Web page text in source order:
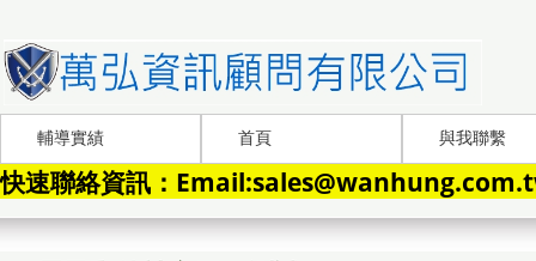
輔導實績 首頁 與我聯繫
快速聯絡資訊：